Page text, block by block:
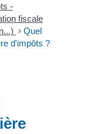
-
fiscale
> Quel
d'impôts ?